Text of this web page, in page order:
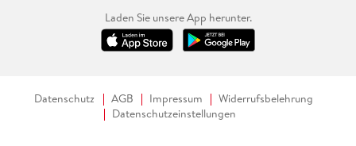
Laden Sie unsere App herunter.
Datenschutz AGB Impressum
Widerrufsbelehrung
Datenschutzeinstellungen